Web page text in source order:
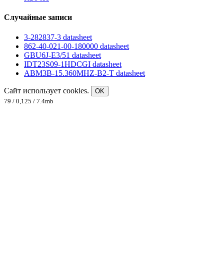
Случайные записи
3-282837-3 datasheet
862-40-021-00-180000 datasheet
GBU6J-E3/51 datasheet
IDT23S09-1HDCGI datasheet
ABM3B-15.360MHZ-B2-T datasheet
Сайт использует cookies.
OK
79 / 0,125 / 7.4mb